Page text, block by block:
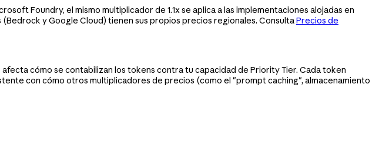
Foundry, el mismo multiplicador de 1.1x se aplica a las implementaciones alojadas en
y Google Cloud) tienen sus propios precios regionales. ConsultaPrecios de
afecta cómo se contabilizan los tokens contra tu capacidad de Priority Tier. Cada token
con cómo otros multiplicadores de precios (como el "prompt caching", almacenamiento